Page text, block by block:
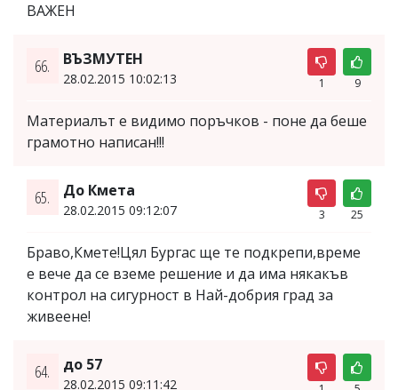
ВАЖЕН
66. ВЪЗМУТЕН
28.02.2015 10:02:13 1 9
Материалът е видимо поръчков - поне да беше
грамотно написан!!!
65. До Кмета
28.02.2015 09:12:07 3 25
Браво,Кмете!Цял Бургас ще те подкрепи,време
е вече да се вземе решение и да има някакъв
контрол на сигурност в Най-добрия град за
живеене!
64. до 57
28.02.2015 09:11:42